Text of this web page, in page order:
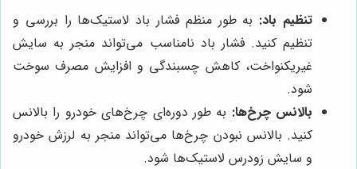
تنظیم باد: به طور منظم فشار باد لاستیک‌ها را بررسی و
تنظیم کنید. فشار باد نامناسب می‌تواند منجر به سایش
غیریکنواخت، کاهش چسبندگی و افزایش مصرف سوخت
شود.
بالانس چرخ‌ها: به طور دوره‌ای چرخ‌های خودرو را بالانس
کنید. بالانس نبودن چرخ‌ها می‌تواند منجر به لرزش خودرو
و سایش زودرس لاستیک‌ها شود.